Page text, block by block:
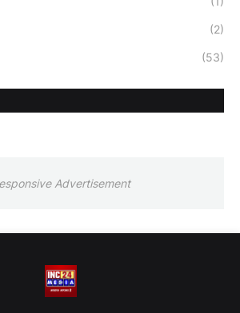
(2)
(53)
Advertisement